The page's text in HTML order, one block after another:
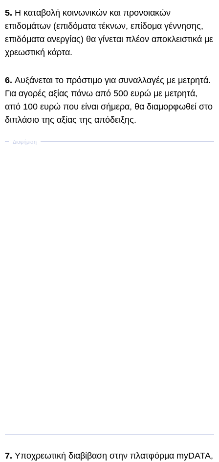
5. Η καταβολή κοινωνικών και προνοιακών
επιδομάτων (επιδόματα τέκνων, επίδομα γέννησης,
επιδόματα ανεργίας) θα γίνεται πλέον αποκλειστικά με
χρεωστική κάρτα.
6. Αυξάνεται το πρόστιμο για συναλλαγές με μετρητά.
Για αγορές αξίας πάνω από 500 ευρώ με μετρητά,
από 100 ευρώ που είναι σήμερα, θα διαμορφωθεί στο
διπλάσιο της αξίας της απόδειξης.
7. Υποχρεωτική διαβίβαση στην πλατφόρμα myDATA,